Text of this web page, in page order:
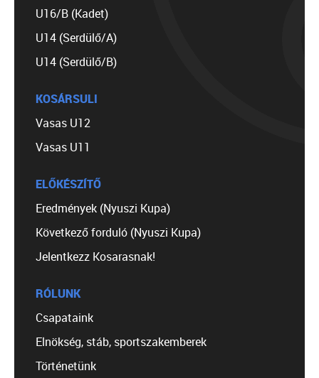
U16/B (Kadet)
U14 (Serdülő/A)
U14 (Serdülő/B)
KOSÁRSULI
Vasas U12
Vasas U11
ELŐKÉSZÍTŐ
Eredmények (Nyuszi Kupa)
Következő forduló (Nyuszi Kupa)
Jelentkezz Kosarasnak!
RÓLUNK
Csapataink
Elnökség, stáb, sportszakemberek
Történetünk